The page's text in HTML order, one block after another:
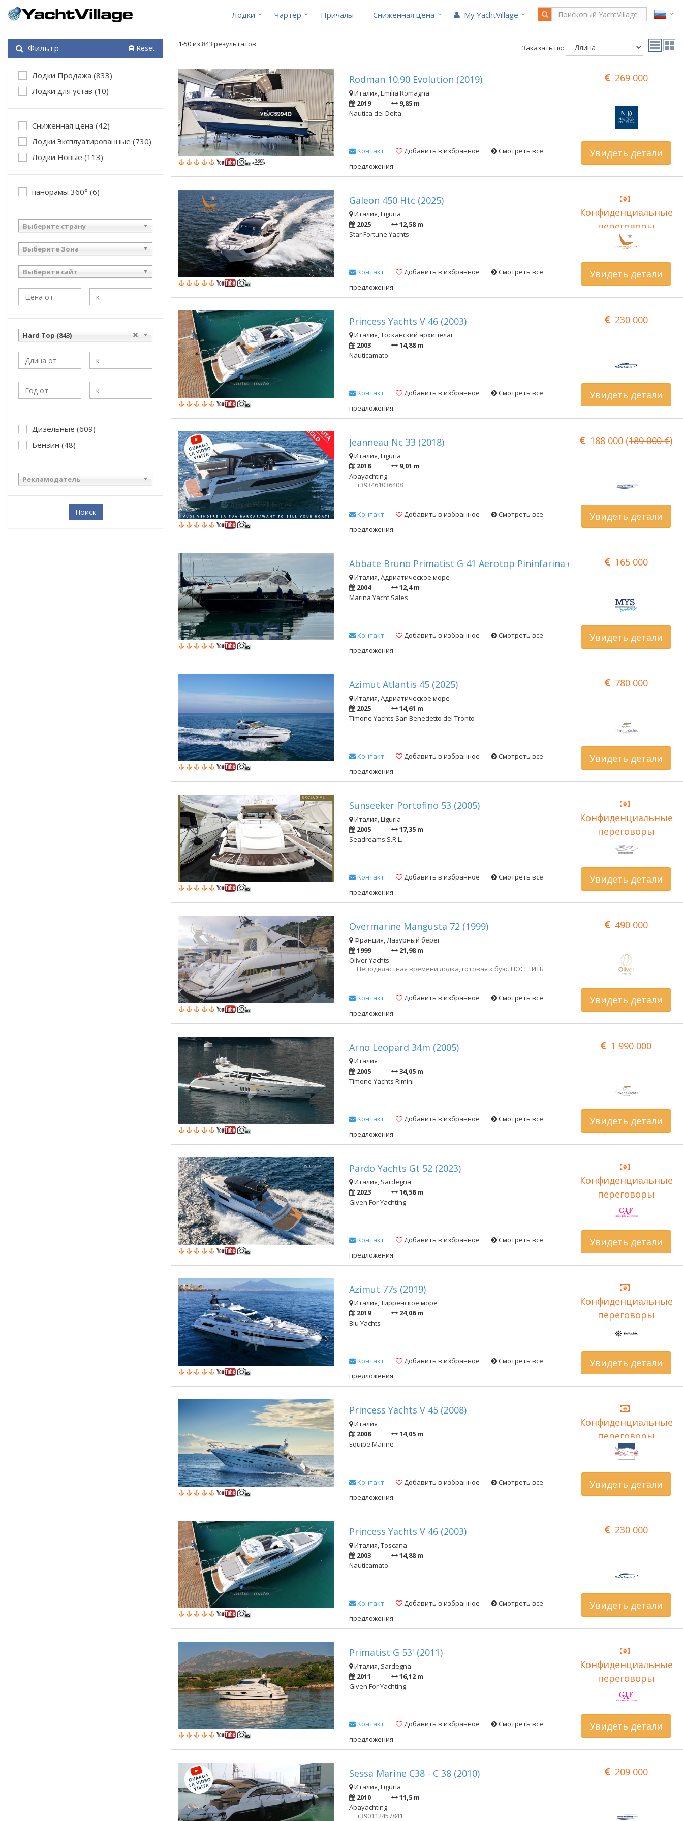
Лодки Чартер Причалы Cниженная цена My YachtVillage
Фильтр Reset
Лодки Продажа (833)
Лодки для устав (10)
Cниженная цена (42)
Лодки Эксплуатированные (730)
Лодки Новые (113)
панорамы 360° (6)
Выберите страну
Выберите Зона
Выберите сайт
Hard Top (843)
Дизельные (609)
Бензин (48)
Рекламодатель
Поиск
1-50 из 843 результатов Заказать по:
Rodman 10.90 Evolution (2019) 269 000
Италия, Emilia Romagna
2019
9,85 m
Nautica del Delta
Kонтакт Добавить в избранное
Смотреть все
предложения
Увидеть детали
Galeon 450 Htc (2025)
Конфиденциальные
переговоры
Италия, Liguria
2025
12,58 m
Star Fortune Yachts
Kонтакт Добавить в избранное
Смотреть все
предложения
Увидеть детали
Princess Yachts V 46 (2003) 230 000
Италия, Тосканский архипелаг
2003
14,88 m
Nauticamato
Kонтакт Добавить в избранное
Смотреть все
предложения
Увидеть детали
Jeanneau Nc 33 (2018) 188 000 (189 000 €)
Италия, Liguria
2018
9,01 m
Abayachting
+393461036408
Kонтакт Добавить в избранное
Смотреть все
предложения
Увидеть детали
Abbate Bruno Primatist G 41 Aerotop Pininfarina (2004) 165 000
Италия, Адриатическое море
2004
12,4 m
Marina Yacht Sales
Kонтакт Добавить в избранное
Смотреть все
предложения
Увидеть детали
Azimut Atlantis 45 (2025) 780 000
Италия, Адриатическое море
2025
14,61 m
Timone Yachts San Benedetto del Tronto
Kонтакт Добавить в избранное
Смотреть все
предложения
Увидеть детали
Sunseeker Portofino 53 (2005)
Конфиденциальные
переговоры
Италия, Liguria
2005
17,35 m
Seadreams S.R.L.
Kонтакт Добавить в избранное
Смотреть все
предложения
Увидеть детали
Overmarine Mangusta 72 (1999) 490 000
Франция, Лазурный берег
1999
21,98 m
Oliver Yachts
Неподвластная времени лодка, готовая к бую. ПОСЕТИТЬ
Kонтакт Добавить в избранное
Смотреть все
предложения
Увидеть детали
Arno Leopard 34m (2005) 1 990 000
Италия
2005
34,05 m
Timone Yachts Rimini
Kонтакт Добавить в избранное
Смотреть все
предложения
Увидеть детали
Pardo Yachts Gt 52 (2023)
Конфиденциальные
переговоры
Италия, Sardegna
2023
16,58 m
Given For Yachting
Kонтакт Добавить в избранное
Смотреть все
предложения
Увидеть детали
Azimut 77s (2019)
Конфиденциальные
переговоры
Италия, Тирренское море
2019
24,06 m
Blu Yachts
Kонтакт Добавить в избранное
Смотреть все
предложения
Увидеть детали
Princess Yachts V 45 (2008)
Конфиденциальные
переговоры
Италия
2008
14,05 m
Equipe Marine
Kонтакт Добавить в избранное
Смотреть все
предложения
Увидеть детали
Princess Yachts V 46 (2003) 230 000
Италия, Toscana
2003
14,88 m
Nauticamato
Kонтакт Добавить в избранное
Смотреть все
предложения
Увидеть детали
Primatist G 53' (2011)
Конфиденциальные
переговоры
Италия, Sardegna
2011
16,12 m
Given For Yachting
Kонтакт Добавить в избранное
Смотреть все
предложения
Увидеть детали
Sessa Marine C38 - C 38 (2010) 209 000
Италия, Liguria
2010
11,5 m
Abayachting
+390112457841